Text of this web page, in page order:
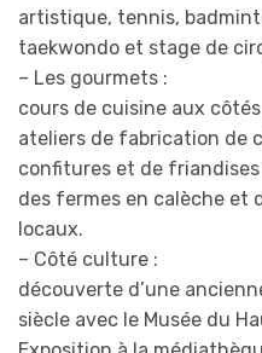
artistique, tennis,
taekwondo et stage de
– Les gourmets :
cours de cuisine aux
ateliers de fabrication de
confitures et de
des fermes en calèche et
locaux.
– Côté culture :
découverte d’une
siècle avec le Musée du